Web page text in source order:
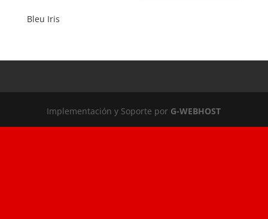
Bleu Iris
Implementación y Soporte por G-WEBHOST